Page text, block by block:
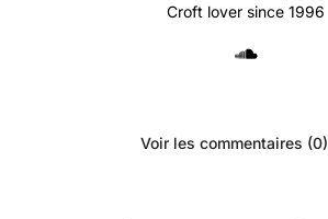
Croft lover since 1996
Voir les commentaires (0)